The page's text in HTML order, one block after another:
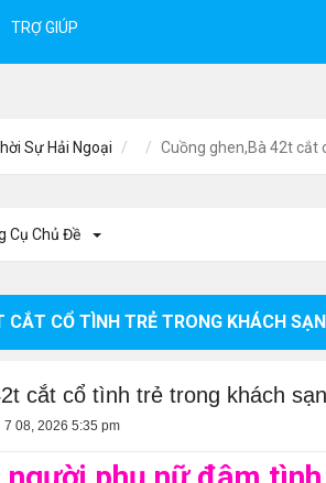
TRỢ GIÚP
Sự Hải Ngoại Cuồng ghen,Bà 42t cắt
Cụ Chủ Đề
CẮT CỔ TÌNH TRẺ TRONG KHÁCH SẠN
cắt cổ tình trẻ trong khách sạn
7 08, 2026 5:35 pm